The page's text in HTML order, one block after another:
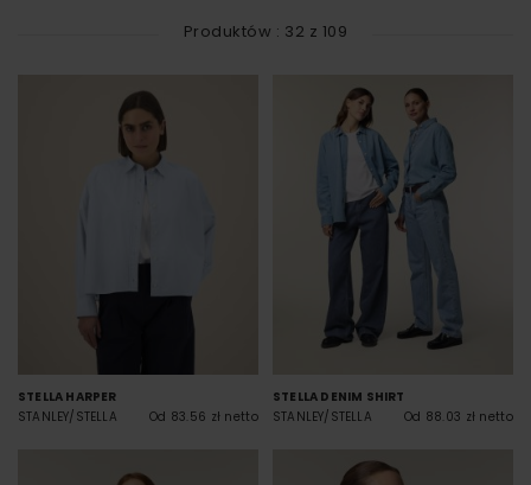
Produktów : 32 z 109
STELLA HARPER
STANLEY/STELLA
Od 83.56 zł netto
STELLA DENIM SHIRT
STANLEY/STELLA
Od 88.03 zł netto